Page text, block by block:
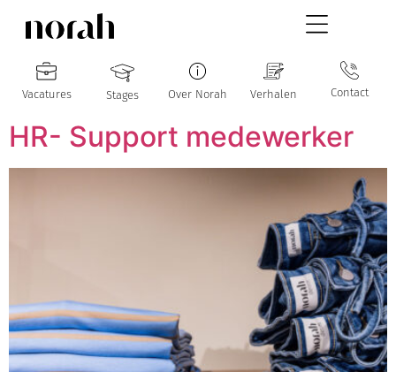
Vacatures Stages Over Norah Verhalen Contact
HR- Support medewerker